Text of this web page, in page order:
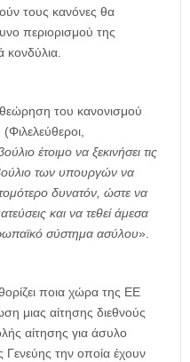
τους κανόνες θα
περιορισμού της
του κανονισμού
έτοιμο να ξεκινήσει τις
των υπουργών να
δυνατόν, ώστε να
και να τεθεί άμεσα
σύστημα ασύλου».
ποια χώρα της ΕΕ
μιας αίτησης διεθνούς
αίτησης για άσυλο
Γενεύης την οποία έχουν